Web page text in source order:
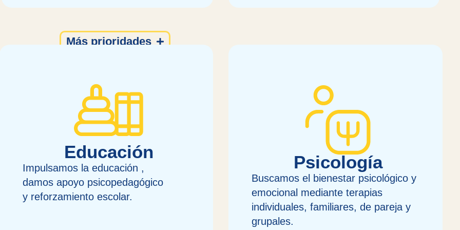
Más prioridades
Educación
Impulsamos la educación ,
damos apoyo psicopedagógico
y reforzamiento escolar.
Psicología
Buscamos el bienestar psicológico y
emocional mediante terapias
individuales, familiares, de pareja y
grupales.